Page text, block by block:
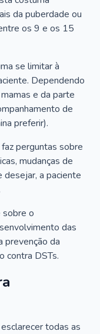
da puberdade ou
os 9 e os 15
se limitar à
Dependendo
e da parte
de
preferir).
perguntas sobre
mudanças de
desejar, a paciente
sobre o
das
prevenção da
contra DSTs.
todas as